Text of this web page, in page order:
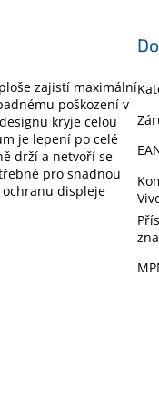
zajistí maximální
poškození v
kryje celou
je lepení po celé
drží a netvoří se
pro snadnou
ochranu displeje